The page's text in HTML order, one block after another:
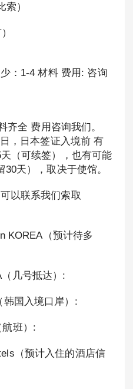
索）
：1-4 材料 费用: 咨询
齐全 费用咨询我们。
，日本签证入境前 有
（可续签），也有可能
天），取决于使馆。
以联系我们索取
KOREA（预计待多
几号抵达）:
韩国入境口岸）:
航班）:
（预计入住的酒店信